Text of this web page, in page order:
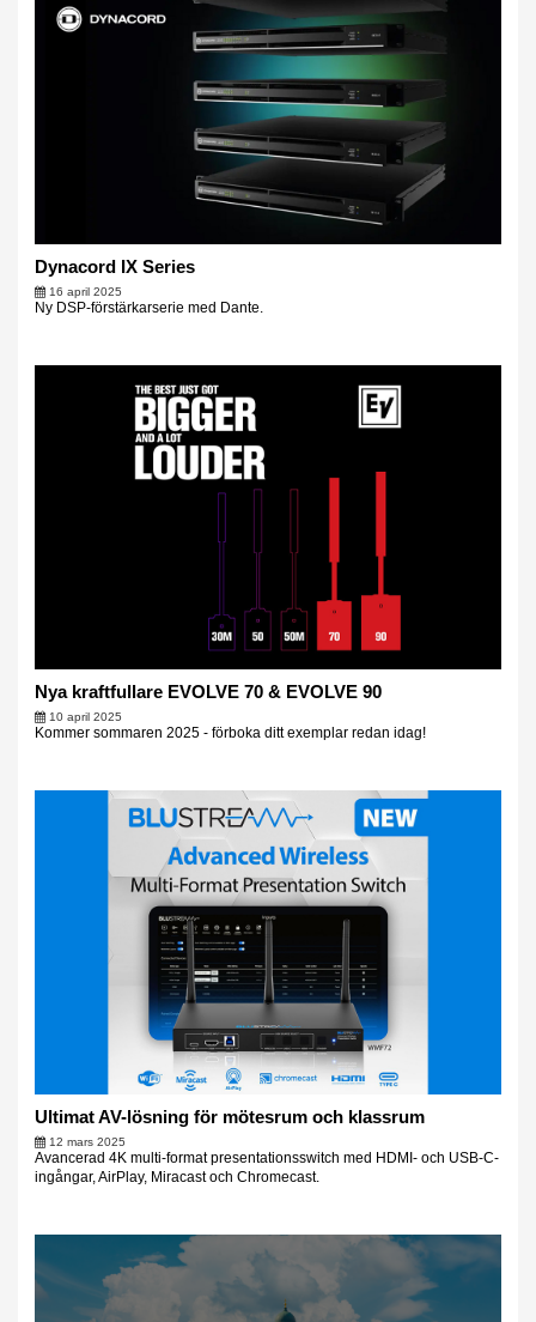
Dynacord IX Series
16 april 2025
Ny DSP-förstärkarserie med Dante.
Nya kraftfullare EVOLVE 70 & EVOLVE 90
10 april 2025
Kommer sommaren 2025 - förboka ditt exemplar redan idag!
Ultimat AV-lösning för mötesrum och klassrum
12 mars 2025
Avancerad 4K multi-format presentationsswitch med HDMI- och USB-C-
ingångar, AirPlay, Miracast och Chromecast.